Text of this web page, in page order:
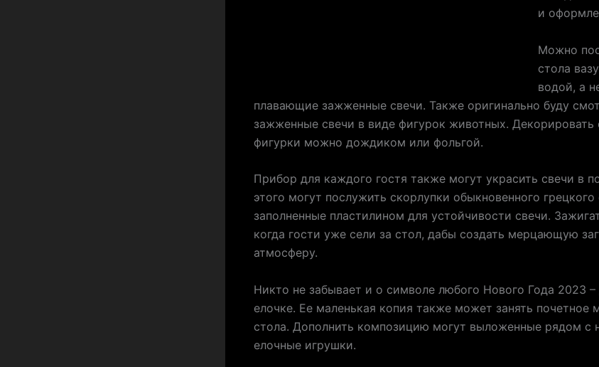
и
Можно
стола
водой, а
плавающие зажженные свечи. Также оригинально буду
зажженные свечи в виде фигурок животных. Декорировать
фигурки можно дождиком или фольгой.
Прибор для каждого гостя также могут украсить свечи в
этого могут послужить скорлупки обыкновенного грецкого
заполненные пластилином для устойчивости свечи.
когда гости уже сели за стол, дабы создать мерцающую
атмосферу.
Никто не забывает и о символе любого Нового Года 2023 –
елочке. Ее маленькая копия также может занять почетное
стола. Дополнить композицию могут выложенные рядом с
елочные игрушки.